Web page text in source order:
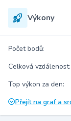
Výkony
Počet bodů:
Celková vzdálenost:
Top výkon za den:
Přejít na graf a